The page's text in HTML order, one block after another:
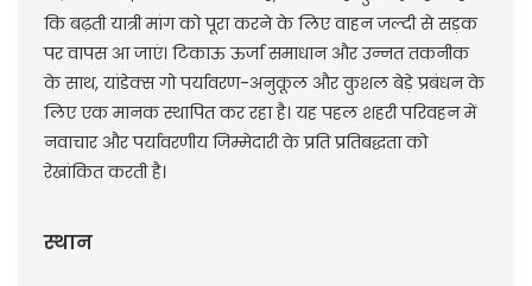
कि बढ़ती यात्री मांग को पूरा करने के लिए वाहन जल्दी से सड़क
पर वापस आ जाएं। टिकाऊ ऊर्जा समाधान और उन्नत तकनीक
के साथ, यांडेक्स गो पर्यावरण-अनुकूल और कुशल बेड़े प्रबंधन के
लिए एक मानक स्थापित कर रहा है। यह पहल शहरी परिवहन में
नवाचार और पर्यावरणीय जिम्मेदारी के प्रति प्रतिबद्धता को
रेखांकित करती है।
स्थान